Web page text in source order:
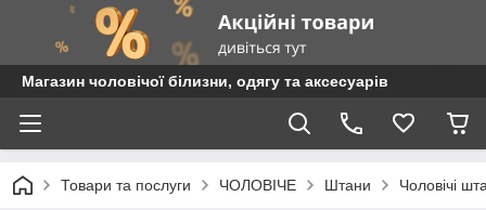
Магазин чоловічої білизни, одягу та аксесуарів
Товари та послуги ЧОЛОВІЧЕ Штани Чоловічі